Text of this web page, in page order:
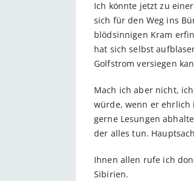
Ich könnte jetzt zu
sich für den Weg ins
blödsinnigen Kram
hat sich selbst
Golfstrom versiegen
Mach ich aber nicht,
würde, wenn er ehrlich
gerne Lesungen
der alles tun.
Ihnen allen rufe ich
Sibirien.